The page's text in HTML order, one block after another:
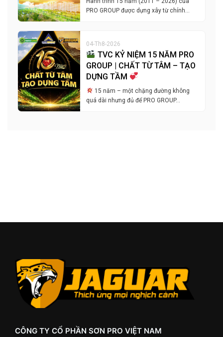
PRO GROUP được dựng xây từ chính…
04-Th8-2026
TVC KỶ NIỆM 15 NĂM PRO
GROUP | CHẤT TỪ TÂM – TẠO
DỰNG TẦM
15 năm – một chặng đường không
quá dài nhưng đủ để PRO GROUP…
CÔNG TY CỔ PHẦN SƠN PRO VIỆT NAM